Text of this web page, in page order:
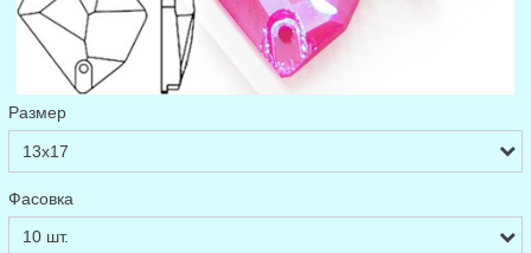
Размер
Фасовка